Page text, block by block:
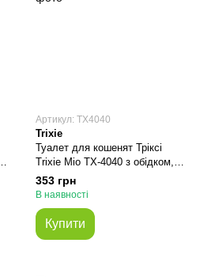
Артикул: TX4040
Trixie
Туалет для кошенят Тріксі
Trixie Mio TX-4040 з обідком,
розмір 43×32×12 см
353 грн
В наявності
Купити